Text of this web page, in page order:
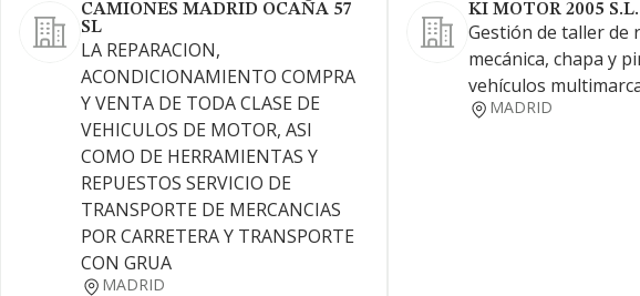
CAMIONES MADRID OCAÑA 57
SL
LA REPARACION,
ACONDICIONAMIENTO COMPRA
Y VENTA DE TODA CLASE DE
VEHICULOS DE MOTOR, ASI
COMO DE HERRAMIENTAS Y
REPUESTOS SERVICIO DE
TRANSPORTE DE MERCANCIAS
POR CARRETERA Y TRANSPORTE
CON GRUA
MADRID
KI MOTOR 2005 S.L.
Gestión de taller de
mecánica, chapa y
vehículos
MADRID